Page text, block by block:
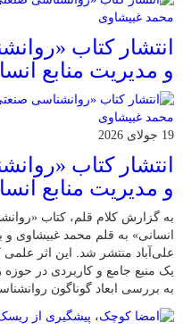
انتشار کتاب
و مدیریت منابع
19 جولای 2026
انتشار کتاب
و مدیریت منابع
به گزارش کلام قلم، کتاب
انسانی» به قلم محمد غبیشاوی
یک منبع جامع و کاربردی در حوزه
به بررسی ابعاد گوناگون